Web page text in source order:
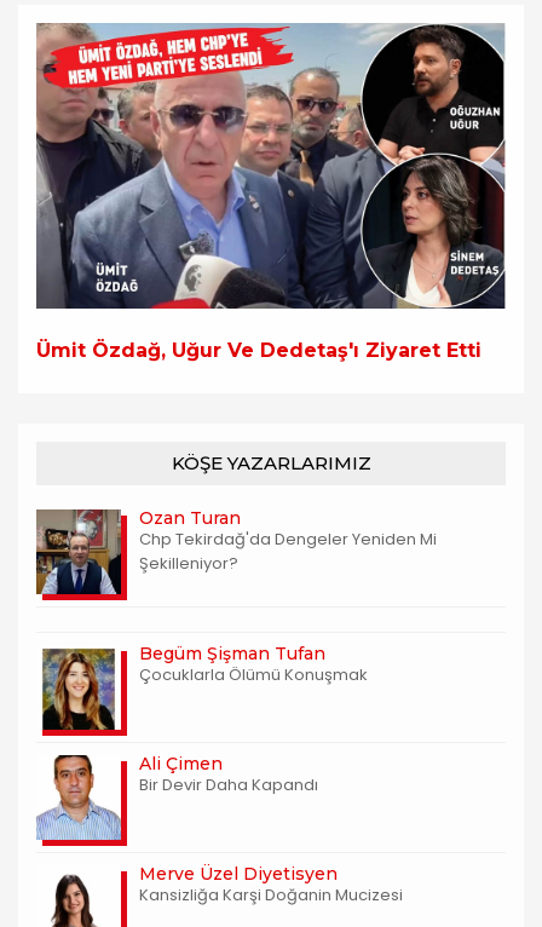
Ümit Özdağ, Uğur Ve Dedetaş'ı Ziyaret Etti
KÖŞE YAZARLARIMIZ
Ozan Turan
Chp Tekirdağ'da Dengeler Yeniden Mi
Şekilleniyor?
Begüm Şişman Tufan
Çocuklarla Ölümü Konuşmak
Ali Çimen
Bir Devir Daha Kapandı
Merve Üzel Diyetisyen
Kansizliğa Karşi Doğanin Mucizesi